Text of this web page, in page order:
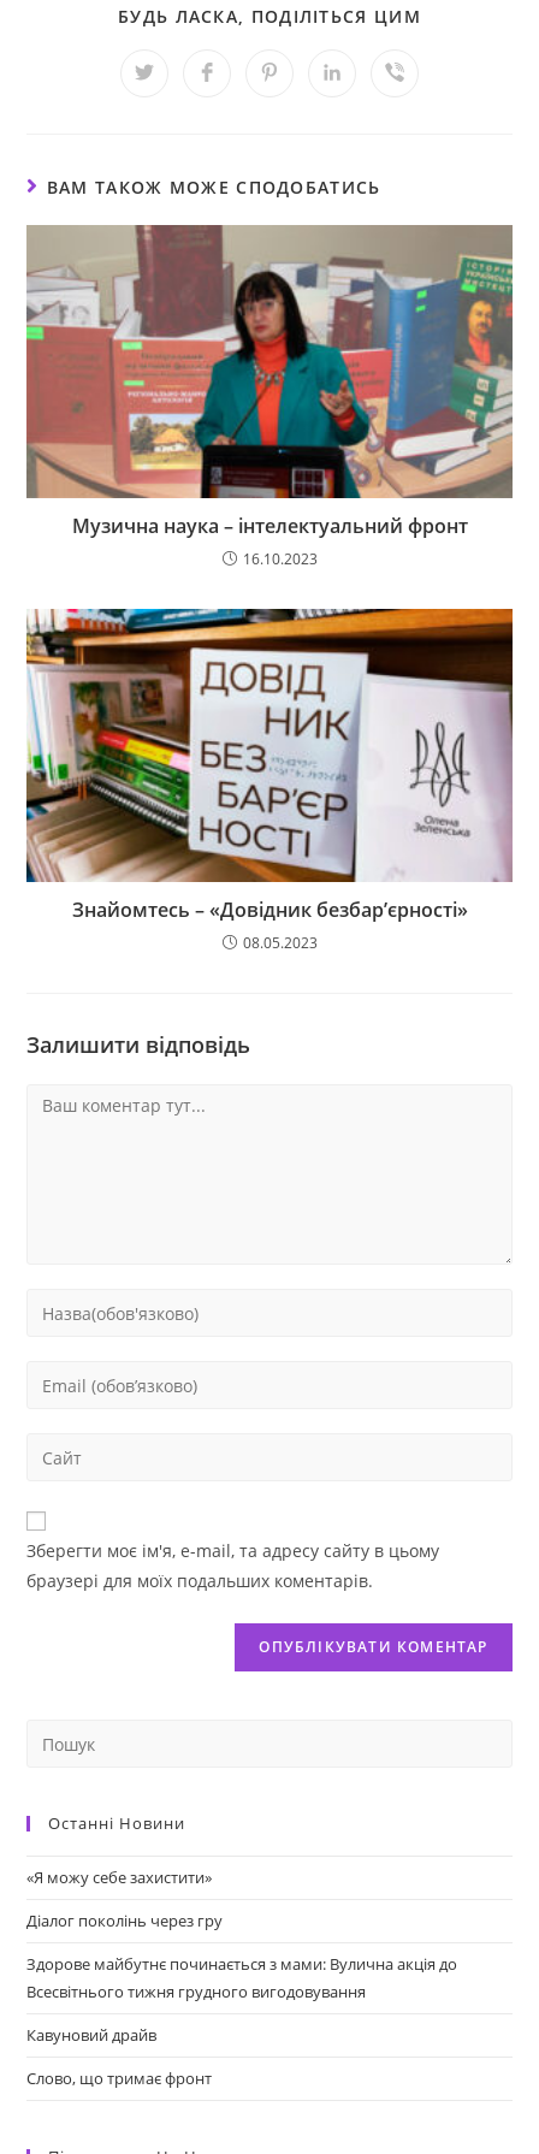
БУДЬ ЛАСКА, ПОДІЛІТЬСЯ ЦИМ
ВАМ ТАКОЖ МОЖЕ СПОДОБАТИСЬ
Музична наука – інтелектуальний фронт
16.10.2023
Знайомтесь – «Довідник безбар’єрності»
08.05.2023
Залишити відповідь
Зберегти моє ім'я, e-mail, та адресу сайту в цьому
браузері для моїх подальших коментарів.
Останні Новини
«Я можу себе захистити»
Діалог поколінь через гру
Здорове майбутнє починається з мами: Вулична акція до
Всесвітнього тижня грудного вигодовування
Кавуновий драйв
Слово, що тримає фронт